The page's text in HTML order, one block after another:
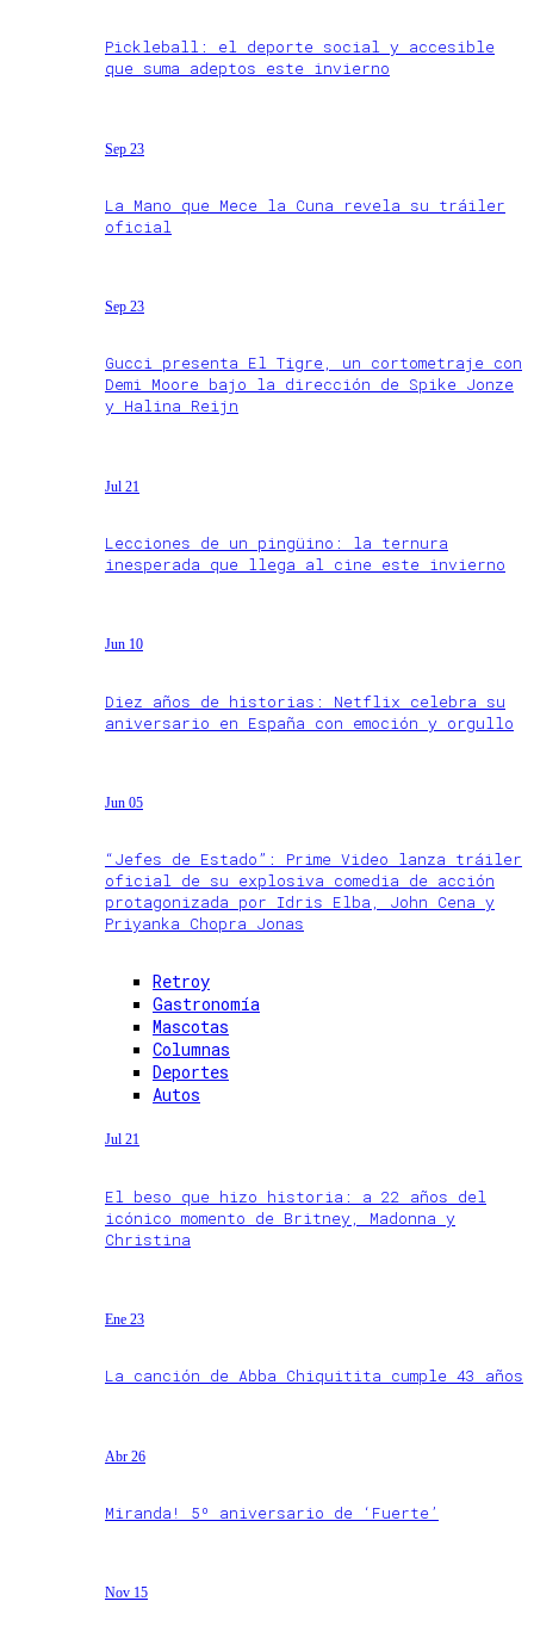
Pickleball: el deporte social y accesible
que suma adeptos este invierno
Sep 23
La Mano que Mece la Cuna revela su tráiler
oficial
Sep 23
Gucci presenta El Tigre, un cortometraje con
Demi Moore bajo la dirección de Spike Jonze
y Halina Reijn
Jul 21
Lecciones de un pingüino: la ternura
inesperada que llega al cine este invierno
Jun 10
Diez años de historias: Netflix celebra su
aniversario en España con emoción y orgullo
Jun 05
“Jefes de Estado”: Prime Video lanza tráiler
oficial de su explosiva comedia de acción
protagonizada por Idris Elba, John Cena y
Priyanka Chopra Jonas
Retroy
Gastronomía
Mascotas
Columnas
Deportes
Autos
Jul 21
El beso que hizo historia: a 22 años del
icónico momento de Britney, Madonna y
Christina
Ene 23
La canción de Abba Chiquitita cumple 43 años
Abr 26
Miranda! 5º aniversario de ‘Fuerte’
Nov 15